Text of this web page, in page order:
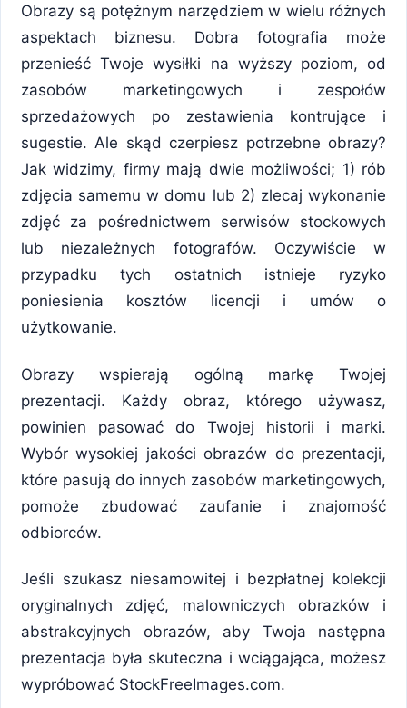
Obrazy są potężnym narzędziem w wielu różnych
aspektach biznesu. Dobra fotografia może
przenieść Twoje wysiłki na wyższy poziom, od
zasobów marketingowych i zespołów
sprzedażowych po zestawienia kontrujące i
sugestie. Ale skąd czerpiesz potrzebne obrazy?
Jak widzimy, firmy mają dwie możliwości; 1) rób
zdjęcia samemu w domu lub 2) zlecaj wykonanie
zdjęć za pośrednictwem serwisów stockowych
lub niezależnych fotografów. Oczywiście w
przypadku tych ostatnich istnieje ryzyko
poniesienia kosztów licencji i umów o
użytkowanie.
Obrazy wspierają ogólną markę Twojej
prezentacji. Każdy obraz, którego używasz,
powinien pasować do Twojej historii i marki.
Wybór wysokiej jakości obrazów do prezentacji,
które pasują do innych zasobów marketingowych,
pomoże zbudować zaufanie i znajomość
odbiorców.
Jeśli szukasz niesamowitej i bezpłatnej kolekcji
oryginalnych zdjęć, malowniczych obrazków i
abstrakcyjnych obrazów, aby Twoja następna
prezentacja była skuteczna i wciągająca, możesz
wypróbować StockFreeImages.com.